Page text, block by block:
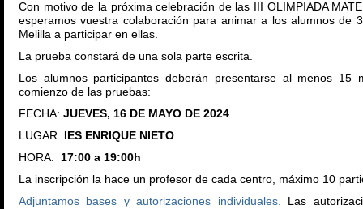
Con motivo de la próxima celebración de las III OLIMPIADA
esperamos vuestra colaboración para animar a los alumnos de
Melilla a participar en ellas.
La prueba constará de una sola parte escrita.
Los alumnos participantes deberán presentarse al menos 15
comienzo de las pruebas:
FECHA: JUEVES, 16 DE MAYO DE 2024
LUGAR:
IES ENRIQUE NIETO
HORA: 17:00 a 19:00h
La inscripción la hace un profesor de cada centro, máximo 10
Adjuntamos bases y autorizaciones individuales. Las